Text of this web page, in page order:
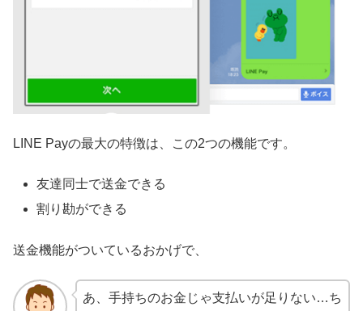
LINE Payの最大の特徴は、この2つの機能です。
友達同士で送金できる
割り勘ができる
送金機能がついているおかげで、
あ、手持ちのお金じゃ支払いが足りない…ち